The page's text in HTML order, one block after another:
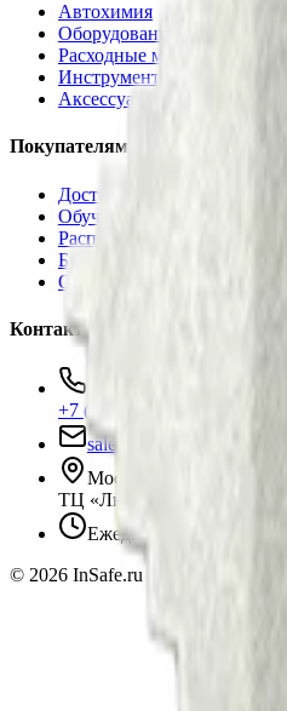
Автохимия
Оборудование
Расходные материалы
Инструменты
Аксессуары
Покупателям
Доставка и оплата
Обучение
Распродажа
Бренды
О компании
Контакты
+7 (495) 135-35-99
sales@insafe.ru
Москва, Люблинская
ТЦ «Люблю Молл», -1
Ежедневно 10:00 —
© 2026 InSafe.ru — Товары и